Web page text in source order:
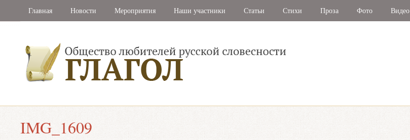
Главная Новости Мероприятия Наши участники Статьи Стихи Проза Фото Видео
IMG_1609